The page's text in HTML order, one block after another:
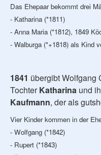
Das Ehepaar bekommt drei
- Katharina (*1811)
- Anna Maria (*1812), 1849
- Walburga (*+1818) als Kind
1841 übergibt Wolfgang
TochterKatharina und
Kaufmann, der als
Vier Kinder kommen in der
- Wolfgang (*1842)
- Rupert (*1843)